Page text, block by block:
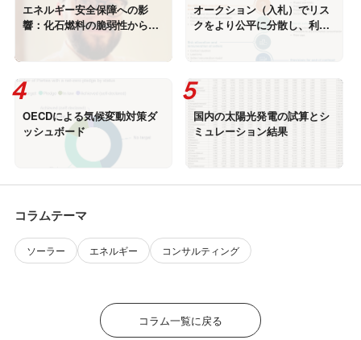
エネルギー安全保障への影
響：化石燃料の脆弱性から電
力の自立へ（EMBER）
オークション（入札）でリス
クをより公平に分散し、利益
を最大化できる方法 (IRENA)
OECDによる気候変動対策ダ
ッシュボード
国内の太陽光発電の試算とシ
ミュレーション結果
コラムテーマ
ソーラー エネルギー コンサルティング
コラム一覧に戻る